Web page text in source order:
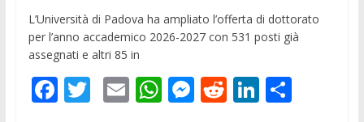
L’Università di Padova ha ampliato l’offerta di dottorato
per l’anno accademico 2026-2027 con 531 posti già
assegnati e altri 85 in
F T E W M R Li C